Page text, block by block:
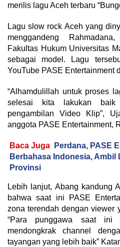
merilis lagu Aceh terbaru
Lagu slow rock Aceh yang
menggandeng
Fakultas Hukum Universitas
sebagai model. Lagu
YouTube PASE Entertainment
“Alhamdulillah untuk proses
selesai kita lakukan baik
pengambilan Video Klip”,
anggota PASE Entertainment,
Baca Juga
Perdana, PASE
Berbahasa Indonesia,
Provinsi
Lebih lanjut, Abang kandung
bahwa saat ini PASE
zona terendah dengan viewer
“Para punggawa saat ini
mendongkrak channel
tayangan yang lebih baik”